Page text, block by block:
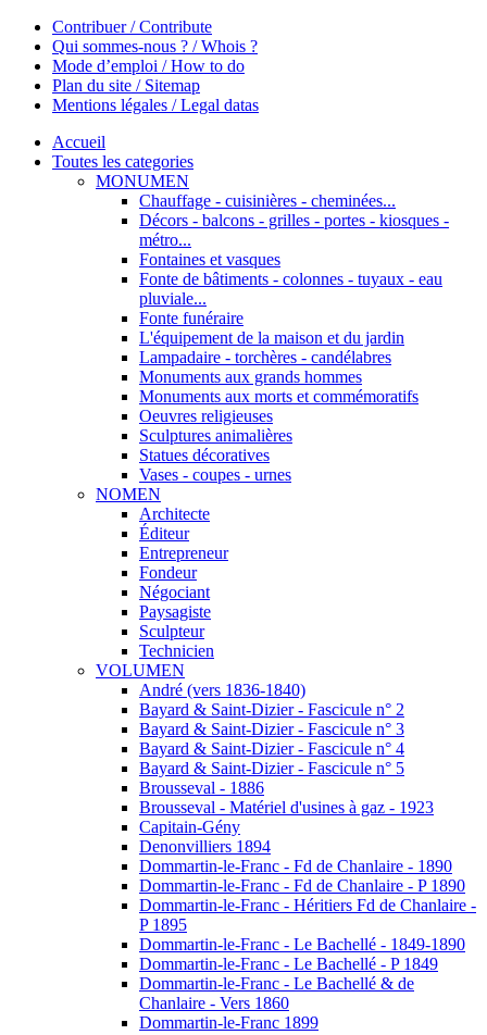
Contribuer / Contribute
Qui sommes-nous ? / Whois ?
Mode d’emploi / How to do
Plan du site / Sitemap
Mentions légales / Legal datas
Accueil
Toutes les categories
MONUMEN
Chauffage - cuisinières - cheminées...
Décors - balcons - grilles - portes - kiosques -
métro...
Fontaines et vasques
Fonte de bâtiments - colonnes - tuyaux - eau
pluviale...
Fonte funéraire
L'équipement de la maison et du jardin
Lampadaire - torchères - candélabres
Monuments aux grands hommes
Monuments aux morts et commémoratifs
Oeuvres religieuses
Sculptures animalières
Statues décoratives
Vases - coupes - urnes
NOMEN
Architecte
Éditeur
Entrepreneur
Fondeur
Négociant
Paysagiste
Sculpteur
Technicien
VOLUMEN
André (vers 1836-1840)
Bayard & Saint-Dizier - Fascicule n° 2
Bayard & Saint-Dizier - Fascicule n° 3
Bayard & Saint-Dizier - Fascicule n° 4
Bayard & Saint-Dizier - Fascicule n° 5
Brousseval - 1886
Brousseval - Matériel d'usines à gaz - 1923
Capitain-Gény
Denonvilliers 1894
Dommartin-le-Franc - Fd de Chanlaire - 1890
Dommartin-le-Franc - Fd de Chanlaire - P 1890
Dommartin-le-Franc - Héritiers Fd de Chanlaire -
P 1895
Dommartin-le-Franc - Le Bachellé - 1849-1890
Dommartin-le-Franc - Le Bachellé - P 1849
Dommartin-le-Franc - Le Bachellé & de
Chanlaire - Vers 1860
Dommartin-le-Franc 1899